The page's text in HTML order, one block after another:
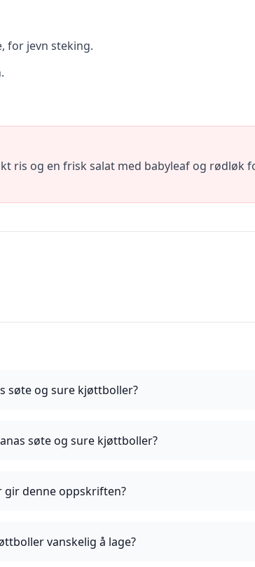
for jevn steking.
ris og en frisk salat med babyleaf og rødløk
søte og sure kjøttboller?
søte og sure kjøttboller?
gir denne oppskriften?
vanskelig å lage?